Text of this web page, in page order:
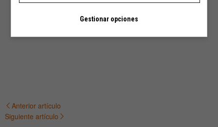
Navegación
Anterior artículo
Siguiente artículo
Gestionar opciones